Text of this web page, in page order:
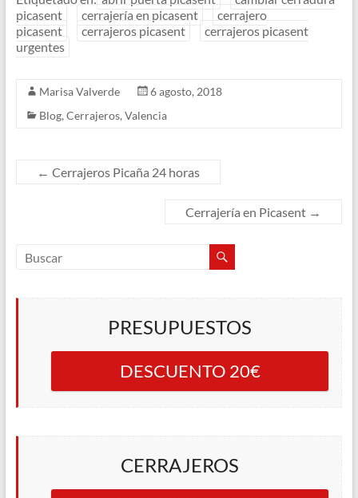
picasent
cerrajería en picasent
cerrajero
picasent
cerrajeros picasent
cerrajeros picasent
urgentes
Marisa Valverde
6 agosto, 2018
Blog,Cerrajeros,Valencia
← Cerrajeros Picaña 24 horas
Cerrajería en Picasent →
PRESUPUESTOS
DESCUENTO 20€
CERRAJEROS